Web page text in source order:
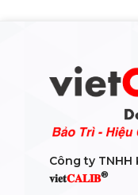
Công ty TNHH
𝐯𝐢𝐞𝐭𝐂𝐀𝐋𝐈𝐁®